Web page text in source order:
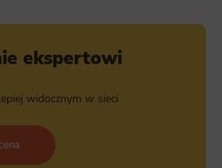
ekspertowi
widocznym w sieci